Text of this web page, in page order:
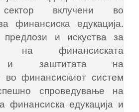
сектор вклучени во
финансиска едукација.
и искуства за
на финансиската
и заштитата на
во финансискиот систем
спроведување на
финансиска едукација и